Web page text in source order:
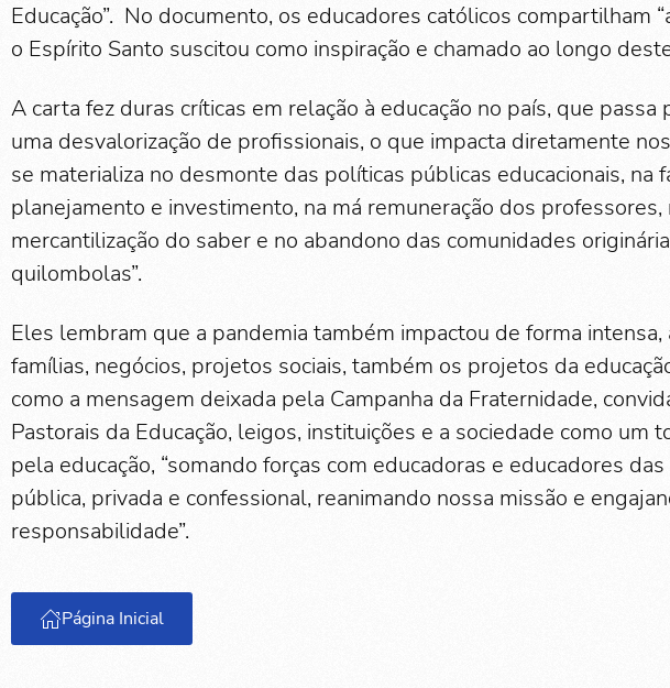
Educação”. No documento, os educadores católicos compartilham
o Espírito Santo suscitou como inspiração e chamado ao longo
A carta fez duras críticas em relação à educação no país, que passa
uma desvalorização de profissionais, o que impacta diretamente
se materializa no desmonte das políticas públicas educacionais, na
planejamento e investimento, na má remuneração dos professores,
mercantilização do saber e no abandono das comunidades
quilombolas”.
Eles lembram que a pandemia também impactou de forma intensa,
famílias, negócios, projetos sociais, também os projetos da
como a mensagem deixada pela Campanha da Fraternidade,
Pastorais da Educação, leigos, instituições e a sociedade como um
pela educação, “somando forças com educadoras e educadores
pública, privada e confessional, reanimando nossa missão e
responsabilidade”.
Página Inicial